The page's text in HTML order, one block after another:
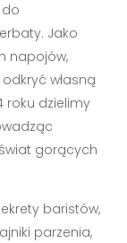
do
Jako
napojów,
własną
roku dzielimy
gorących
baristów,
parzenia,